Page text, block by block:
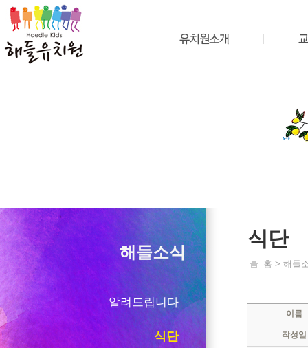
해들소식
알려드립니다
식단
식단
홈 > 해들
이름
작성일